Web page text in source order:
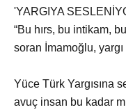
'YARGIYA
“Bu hırs, bu intikam,
soran İmamoğlu,
Yüce Türk Yargısına
avuç insan bu kadar